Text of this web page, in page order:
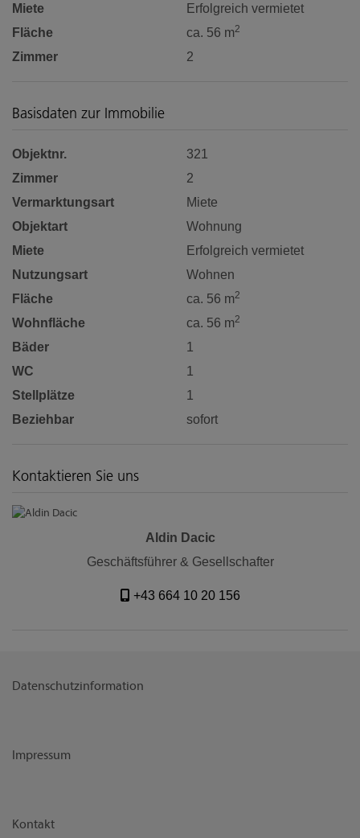
Miete
Erfolgreich vermietet
Fläche
ca. 56 m2
Zimmer 2
Basisdaten zur Immobilie
Objektnr.
321
Zimmer
2
Vermarktungsart
Miete
Objektart
Wohnung
Miete
Erfolgreich vermietet
Nutzungsart
Wohnen
Fläche
ca. 56 m2
Wohnfläche ca. 56 m2
Bäder
1
WC
1
Stellplätze
1
Beziehbar
sofort
Kontaktieren Sie uns
Aldin Dacic
Geschäftsführer & Gesellschafter
+43 664 10 20 156
Datenschutzinformation
Impressum
Kontakt